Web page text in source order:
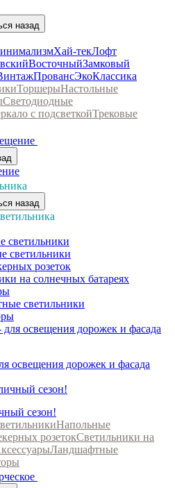
назад
Хай-текЛофт
ВосточныйЗамковый
ПровансЭкоКлассика
ТоршерыНастольные
Светодиодные
с подсветкойТрековые
назад
светильники
светильники
розеток
на солнечных батареях
светильники
освещения дорожек и фасада
сезон!
Напольные
розетокСветильники на
Ландшафтные